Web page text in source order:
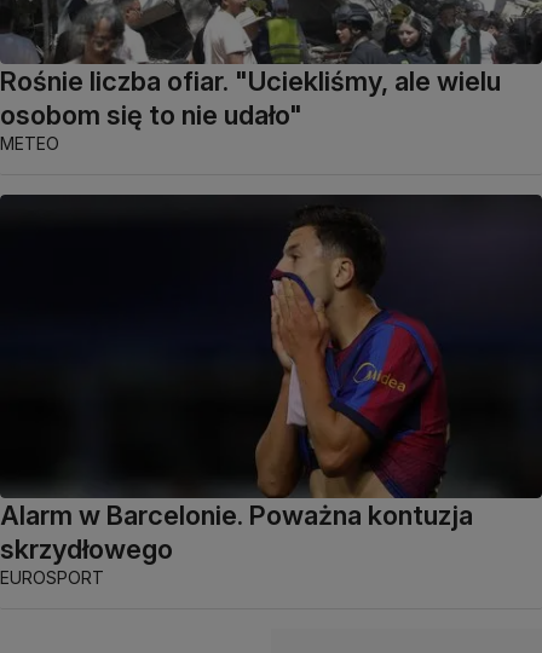
Rośnie liczba ofiar. "Uciekliśmy, ale wielu
osobom się to nie udało"
METEO
Alarm w Barcelonie. Poważna kontuzja
skrzydłowego
EUROSPORT